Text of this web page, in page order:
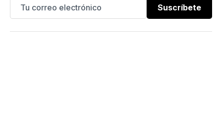
Suscríbete